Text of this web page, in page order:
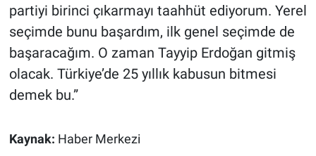
partiyi birinci çıkarmayı taahhüt ediyorum. Yerel
seçimde bunu başardım, ilk genel seçimde de
başaracağım. O zaman Tayyip Erdoğan gitmiş
olacak. Türkiye’de 25 yıllık kabusun bitmesi
demek bu.”
Kaynak: Haber Merkezi